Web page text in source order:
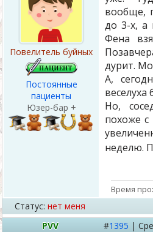
Повелитель буйных
Постоянные
пациенты
Юзер-бар +
вообще,
до 3-х, а
Фена
дурит.
А,
веселуха
Но,
похоже с
неделю.
Время
Статус: нет меня
PVV
#1395 |